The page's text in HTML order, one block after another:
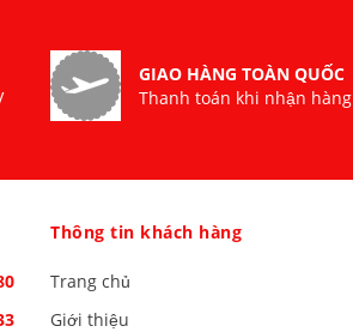
GIAO HÀNG TOÀN QUỐC
Thanh toán khi nhận hàng
Thông tin khách hàng
Trang chủ
Giới thiệu